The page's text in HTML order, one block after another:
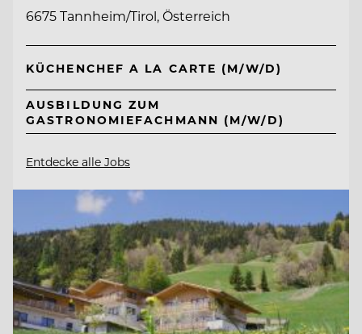
6675 Tannheim/Tirol, Österreich
KÜCHENCHEF A LA CARTE (M/W/D)
AUSBILDUNG ZUM
GASTRONOMIEFACHMANN (M/W/D)
Entdecke alle Jobs